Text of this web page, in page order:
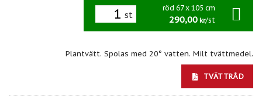
st
röd 67 x 105 cm
290,00 kr/st
Plantvätt. Spolas med 20° vatten. Milt tvättmedel.
TVÄTTRÅD